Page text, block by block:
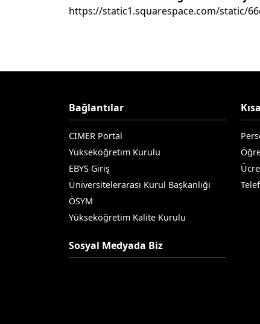
https://static1.squarespace.com/static/
Bağlantılar
CİMER Portal
Yükseköğretim Kurulu
EBYS Giriş
Üniversitelerarası Kurul Başkanlığı
ÖSYM
Yükseköğretim Kalite Kurulu
Sosyal Medyada Biz